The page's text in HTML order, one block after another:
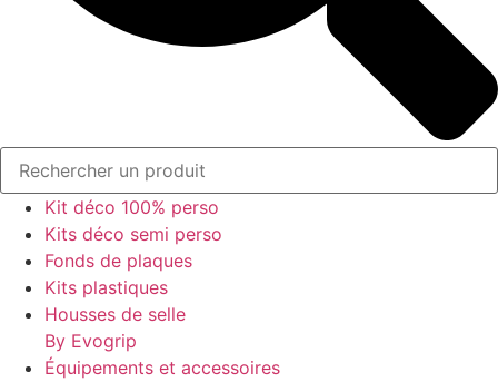
Kit déco 100% perso
Kits déco semi perso
Fonds de plaques
Kits plastiques
Housses de selle
By Evogrip
Équipements et accessoires